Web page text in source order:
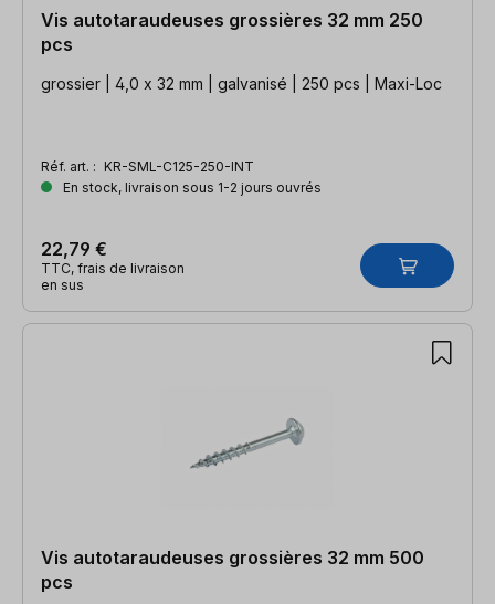
Vis autotaraudeuses grossières 32 mm 250
pcs
grossier | 4,0 x 32 mm | galvanisé | 250 pcs | Maxi-Loc
Réf. art. : KR-SML-C125-250-INT
En stock, livraison sous 1-2 jours ouvrés
22,79 €
TTC, frais de livraison
en sus
Vis autotaraudeuses grossières 32 mm 500
pcs